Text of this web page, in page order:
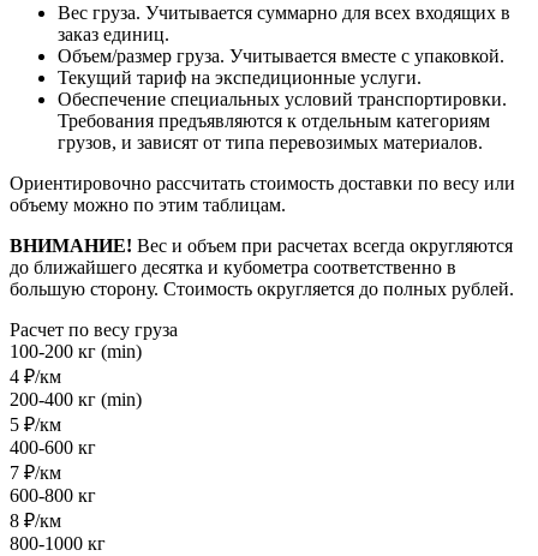
Вес груза. Учитывается суммарно для всех входящих в
заказ единиц.
Объем/размер груза. Учитывается вместе с упаковкой.
Текущий тариф на экспедиционные услуги.
Обеспечение специальных условий транспортировки.
Требования предъявляются к отдельным категориям
грузов, и зависят от типа перевозимых материалов.
Ориентировочно рассчитать стоимость доставки по весу или
объему можно по этим таблицам.
ВНИМАНИЕ! Вес и объем при расчетах всегда округляются
до ближайшего десятка и кубометра соответственно в
большую сторону. Стоимость округляется до полных рублей.
Расчет по весу груза
100-200 кг (min)
4 ₽/км
200-400 кг (min)
5 ₽/км
400-600 кг
7 ₽/км
600-800 кг
8 ₽/км
800-1000 кг